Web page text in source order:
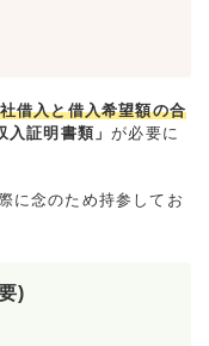
借入と借入希望額の合
入証明書類」が必要に
に念のため持参してお
)